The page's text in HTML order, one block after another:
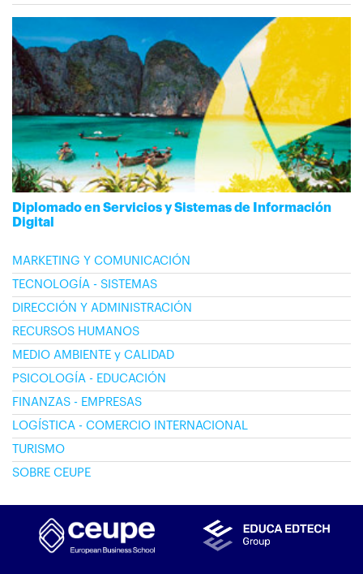
Diplomado en Servicios y Sistemas de Información
Digital
MARKETING Y COMUNICACIÓN
TECNOLOGÍA - SISTEMAS
DIRECCIÓN Y ADMINISTRACIÓN
RECURSOS HUMANOS
MEDIO AMBIENTE y CALIDAD
PSICOLOGÍA - EDUCACIÓN
FINANZAS - EMPRESAS
LOGÍSTICA - COMERCIO INTERNACIONAL
TURISMO
SOBRE CEUPE